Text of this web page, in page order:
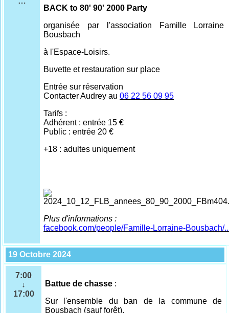
BACK to 80' 90' 2000 Party
organisée par l'association Famille
Bousbach
à l'Espace-Loisirs.
Buvette et restauration sur place
Entrée sur réservation
Contacter Audrey au 06 22 56 09 95
Tarifs :
Adhérent : entrée 15 €
Public : entrée 20 €
+18 : adultes uniquement
Plus d'informations :
facebook.com/people/Famille-Lorraine-Bousbach/
19 Octobre 2024
7:00
↓
17:00
Battue de chasse :
Sur l'ensemble
du ban de la commune de
Bousbach (sauf forêt).